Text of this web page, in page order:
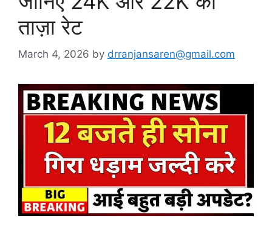
ताज़ा रेट
March 4, 2026 by drranjansaren@gmail.com